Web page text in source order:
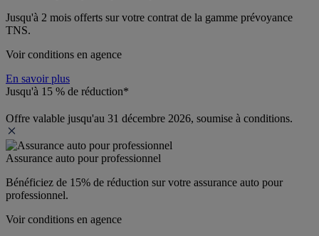
Jusqu'à 2 mois offerts sur votre contrat de la gamme prévoyance
TNS.
Voir conditions en agence
En savoir plus
Jusqu'à 15 % de réduction*
Offre valable jusqu'au 31 décembre 2026, soumise à conditions.
Assurance auto pour professionnel
Bénéficiez de 15% de réduction sur votre assurance auto pour
professionnel.
Voir conditions en agence